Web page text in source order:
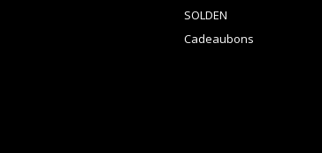
SOLDEN
Cadeaubons